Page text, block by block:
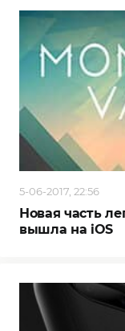
5-06-2017, 22:56
Новая часть
вышла на iOS